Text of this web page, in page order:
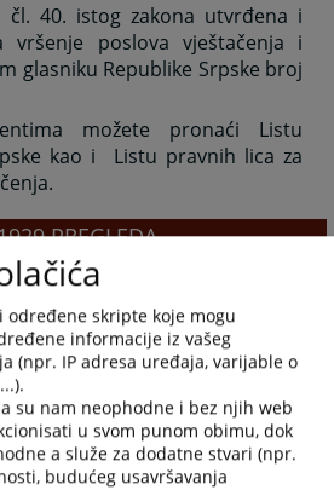
čl. 40. istog zakona utvrđena i
poslova vještačenja i
glasniku Republike Srpske broj
možete pronaći Listu
kao i Listu pravnih lica za
PREGLEDA
- ćirilica
- latinica
određene skripte koje mogu
informacije iz vašeg
(npr. IP adresa uređaja, varijable o
su nam neophodne i bez njih web
u svom punom obimu, dok
a služe za dodatne stvari (npr.
budućeg usavršavanja